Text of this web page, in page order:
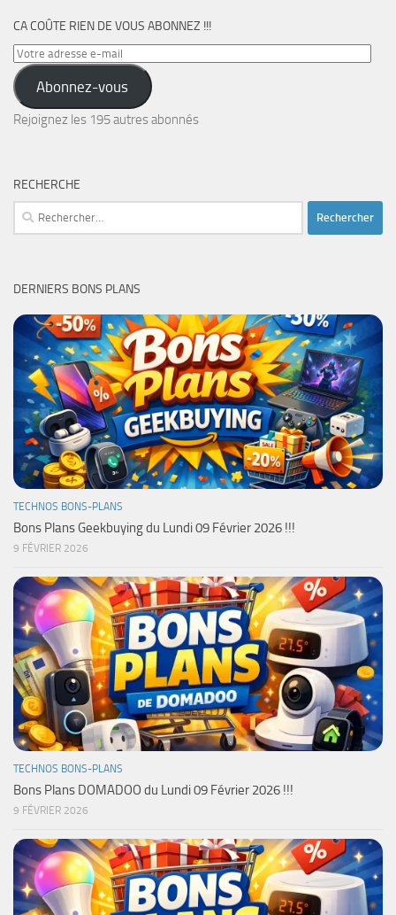
CA COÛTE RIEN DE VOUS ABONNEZ !!!
Votre
adresse
e-
mail
Abonnez-vous
Rejoignez les 195 autres abonnés
RECHERCHE
Rechercher :
DERNIERS BONS PLANS
TECHNOS BONS-PLANS
Bons Plans Geekbuying du Lundi 09 Février 2026 !!!
9 FÉVRIER 2026
TECHNOS BONS-PLANS
Bons Plans DOMADOO du Lundi 09 Février 2026 !!!
9 FÉVRIER 2026